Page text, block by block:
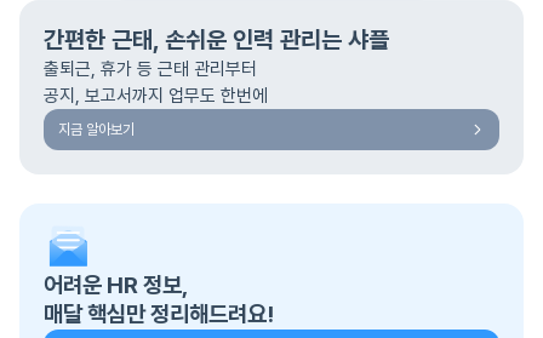
간편한 근태, 손쉬운 인력 관리는 샤플
출퇴근, 휴가 등 근태 관리부터
공지, 보고서까지 업무도 한번에
지금 알아보기
어려운 HR 정보,
매달 핵심만 정리해드려요!